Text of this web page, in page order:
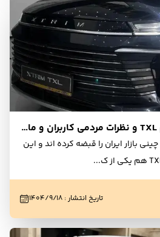
بررسی اجمالی اکستریم TXL و نظرات مردمی کاربران و مالکان
بازار ایران را قبضه کرده اند و این
...
تاریخ انتشار: ۱۴۰۴/۹/۱۸